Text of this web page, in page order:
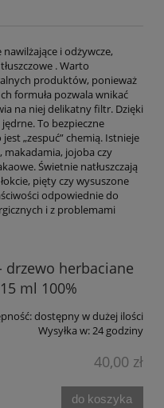
i odżywcze,
. Warto
produktów, ponieważ
formuła pozwala wnikać
na niej delikatny filtr. Dzięki
To bezpieczne
„zespuć” chemią. Istnieje
jojoba czy
Świetnie natłuszczają
pięty czy wysuszone
odpowiednie do
i z problemami
drzewo herbaciane
ml 100%
dostępny w dużej ilości
Wysyłka w:24 godziny
40,00 zł
do koszyka